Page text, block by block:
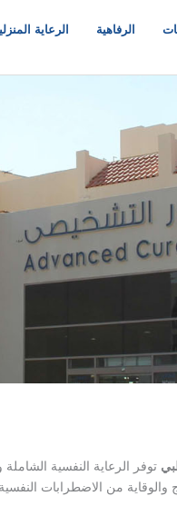
الرفاهية الرعاية
توفر الرعاية النفسية الشاملة
من الاضطرابات